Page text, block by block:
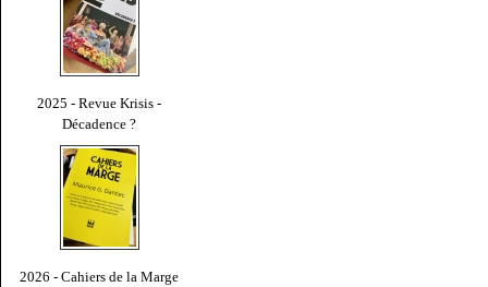
2025 - Revue Krisis -
Décadence ?
2026 - Cahiers de la Marge